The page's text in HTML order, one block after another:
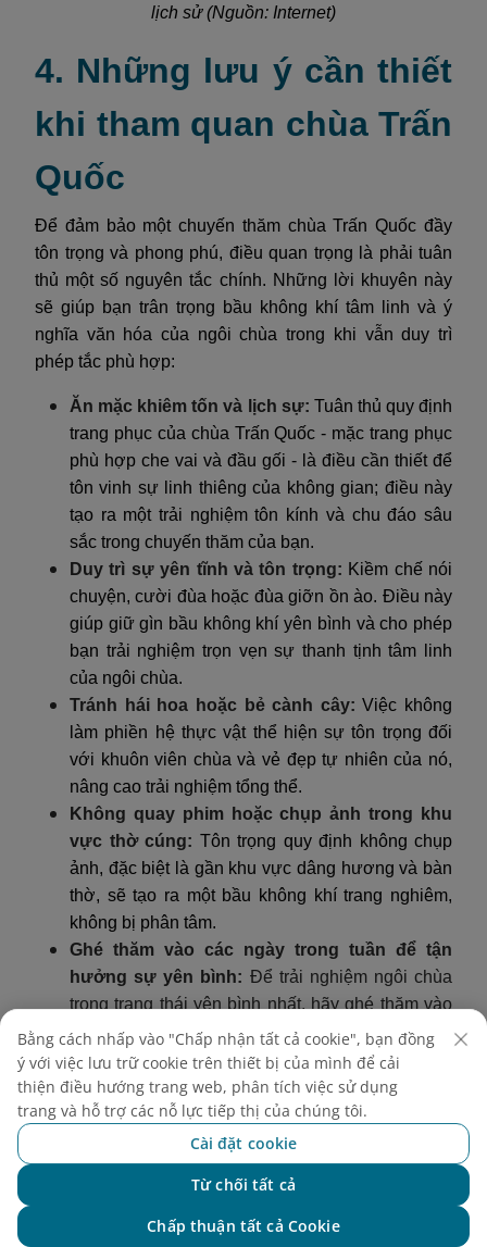
lịch sử (Nguồn: Internet)
4. Những lưu ý cần thiết
khi tham quan chùa Trấn
Quốc
Để đảm bảo một chuyến thăm chùa Trấn Quốc đầy
tôn trọng và phong phú, điều quan trọng là phải tuân
thủ một số nguyên tắc chính. Những lời khuyên này
sẽ giúp bạn trân trọng bầu không khí tâm linh và ý
nghĩa văn hóa của ngôi chùa trong khi vẫn duy trì
phép tắc phù hợp:
Ăn mặc khiêm tốn và lịch sự: Tuân thủ quy định
trang phục của chùa Trấn Quốc - mặc trang phục
phù hợp che vai và đầu gối - là điều cần thiết để
tôn vinh sự linh thiêng của không gian; điều này
tạo ra một trải nghiệm tôn kính và chu đáo sâu
sắc trong chuyến thăm của bạn.
Duy trì sự yên tĩnh và tôn trọng: Kiềm chế nói
chuyện, cười đùa hoặc đùa giỡn ồn ào. Điều này
giúp giữ gìn bầu không khí yên bình và cho phép
bạn trải nghiệm trọn vẹn sự thanh tịnh tâm linh
của ngôi chùa.
Tránh hái hoa hoặc bẻ cành cây: Việc không
làm phiền hệ thực vật thể hiện sự tôn trọng đối
với khuôn viên chùa và vẻ đẹp tự nhiên của nó,
nâng cao trải nghiệm tổng thể.
Không quay phim hoặc chụp ảnh trong khu
vực thờ cúng: Tôn trọng quy định không chụp
ảnh, đặc biệt là gần khu vực dâng hương và bàn
thờ, sẽ tạo ra một bầu không khí trang nghiêm,
không bị phân tâm.
Ghé thăm vào các ngày trong tuần để tận
hưởng sự yên bình: Để trải nghiệm ngôi chùa
trong trạng thái yên bình nhất, hãy ghé thăm vào
các ngày trong tuần. Để có một bầu không khí sôi
động hơn với các tín đồ địa phương, ngày
1 và 15 âm lịch hàng thángsẽ mang lại một trải
nghiệm nhộn nhịp.
Bằng cách nhấp vào "Chấp nhận tất cả cookie", bạn đồng
ý với việc lưu trữ cookie trên thiết bị của mình để cải
thiện điều hướng trang web, phân tích việc sử dụng
trang và hỗ trợ các nỗ lực tiếp thị của chúng tôi.
Cài đặt cookie
Từ chối tất cả
Chấp thuận tất cả Cookie